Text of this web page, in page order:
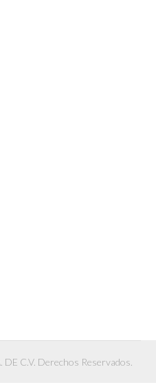
C.V. Derechos Reservados.